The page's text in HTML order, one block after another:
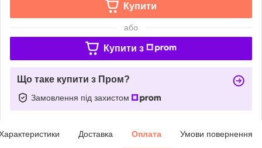
Купити
або
Купити з
Що таке купити з Пром?
Замовлення під захистом
Доставка Оплата Умови повернення